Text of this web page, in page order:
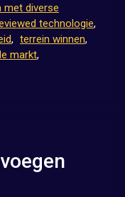
met diverse
technologie,
, terrein winnen,
markt,